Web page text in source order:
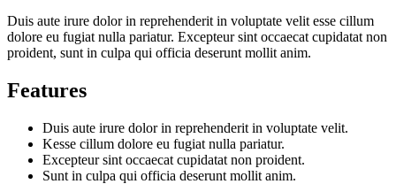
Duis aute irure dolor in reprehenderit in voluptate velit esse cillum
dolore eu fugiat nulla pariatur. Excepteur sint occaecat cupidatat non
proident, sunt in culpa qui officia deserunt mollit anim.
Features
Duis aute irure dolor in reprehenderit in voluptate velit.
Kesse cillum dolore eu fugiat nulla pariatur.
Excepteur sint occaecat cupidatat non proident.
Sunt in culpa qui officia deserunt mollit anim.